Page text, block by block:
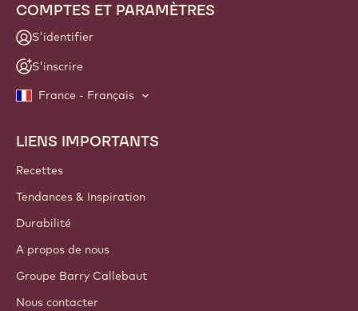
COMPTES ET PARAMÈTRES
S'identifier
S'inscrire
France - Français
Footer
Callebaut
LIENS IMPORTANTS
Recettes
Tendances & Inspiration
Durabilité
A propos de nous
Groupe Barry Callebaut
Nous contacter